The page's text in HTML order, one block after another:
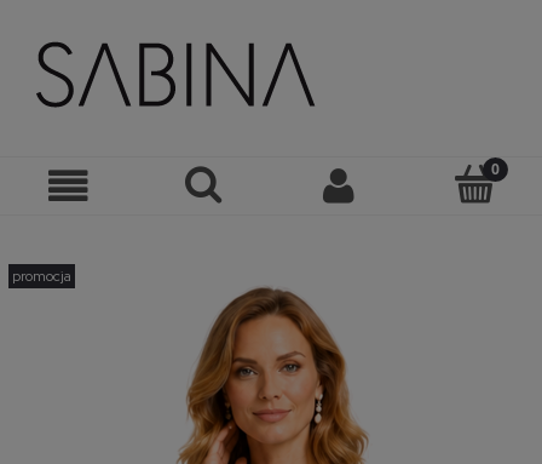
promocja